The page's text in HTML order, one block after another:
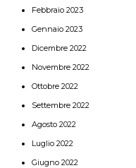
Febbraio 2023
Gennaio 2023
Dicembre 2022
Novembre 2022
Ottobre 2022
Settembre 2022
Agosto 2022
Luglio 2022
Giugno 2022